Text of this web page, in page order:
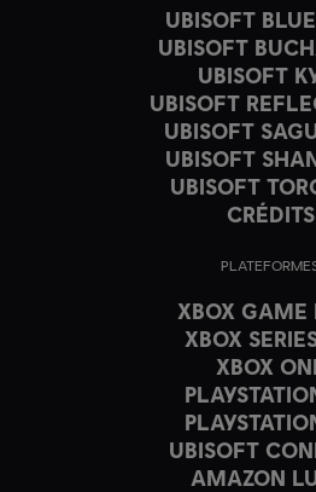
UBISOFT
UBISOFT
UBISOFT
UBISOFT
UBISOFT
UBISOFT
UBISOFT
CRÉDITS
XBOX GAME
XBOX
XBOX
UBISOFT
AMAZON